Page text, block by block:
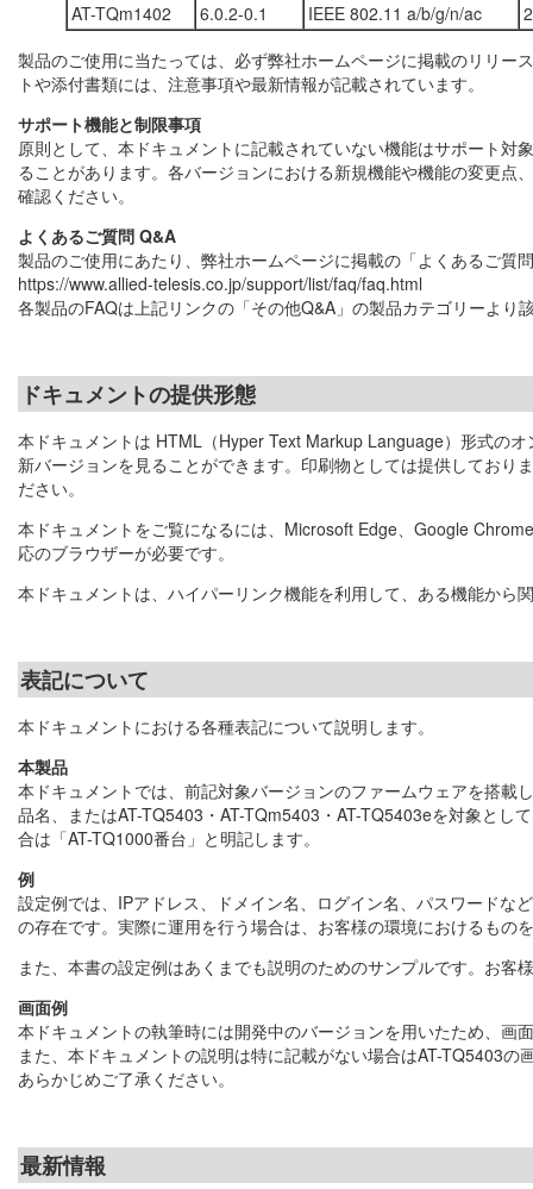
AT-TQm1402
6.0.2-0.1 IEEE 802.11 a/b/g/n/ac
2
製品のご使用に当たっては、必ず弊社ホームページに掲載のリリ
トや添付書類には、注意事項や最新情報が記載されています。
サポート機能と制限事項
原則として、本ドキュメントに記載されていない機能はサポート
ることがあります。各バージョンにおける新規機能や機能の変更
確認ください。
よくあるご質問 Q&A
製品のご使用にあたり、弊社ホームページに掲載の「よくあるご質
https://www.allied-telesis.co.jp/support/list/faq/faq.html
各製品のFAQは上記リンクの「その他Q&A」の製品カテゴリーより
ドキュメントの提供形態
本ドキュメントは HTML（Hyper Text Markup Language）形式の
新バージョンを見ることができます。印刷物としては提供してお
ださい。
本ドキュメントをご覧になるには、Microsoft Edge、Google
応のブラウザーが必要です。
本ドキュメントは、ハイパーリンク機能を利用して、ある機能か
表記について
本ドキュメントにおける各種表記について説明します。
本製品
本ドキュメントでは、前記対象バージョンのファームウェアを搭
品名、またはAT-TQ5403・AT-TQm5403・AT-TQ5403eを対象とし
合は「AT-TQ1000番台」と明記します。
例
設定例では、IPアドレス、ドメイン名、ログイン名、パスワードな
の存在です。実際に運用を行う場合は、お客様の環境におけるもの
また、本書の設定例はあくまでも説明のためのサンプルです。お客
画面例
本ドキュメントの執筆時には開発中のバージョンを用いたため、画
また、本ドキュメントの説明は特に記載がない場合はAT-TQ5403
あらかじめご了承ください。
最新情報